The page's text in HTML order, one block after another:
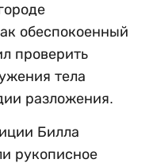
обеспокоенный
проверить
тела
разложения.
Билла
рукописное